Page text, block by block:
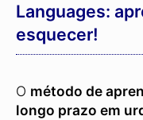
Languages:
esquecer!
O método de
longo prazo em